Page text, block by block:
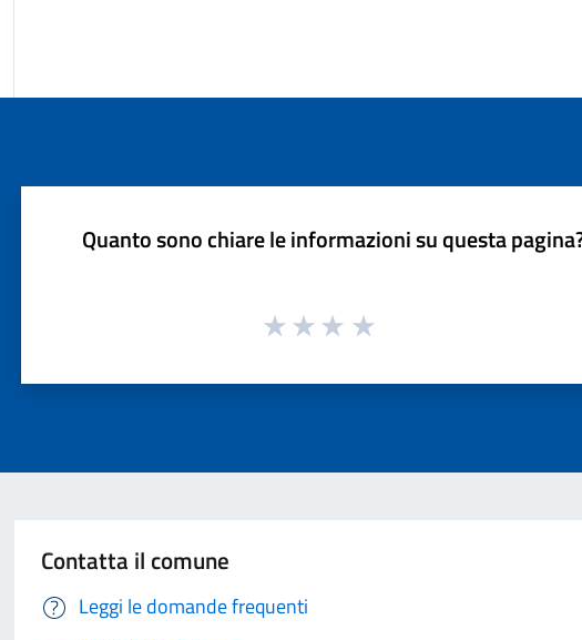
Quanto sono chiare le informazioni su questa
Contatta il comune
Leggi le domande frequenti